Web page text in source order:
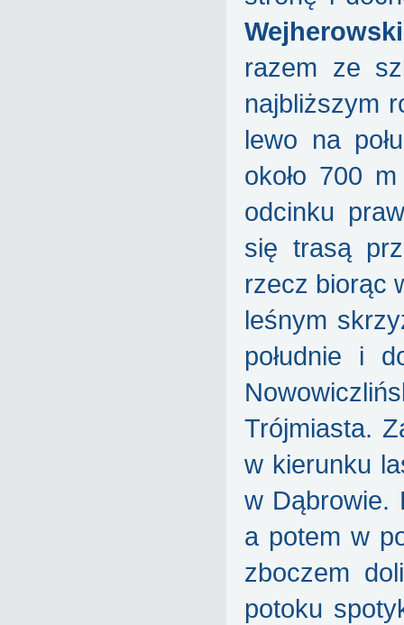
Wejherowski
razem ze
najbliższym
lewo na
około 700
odcinku
się trasą
rzecz biorąc
leśnym
południe i
Trójmiasta.
w kierunku
w Dąbrowie.
a potem w
zboczem
potoku